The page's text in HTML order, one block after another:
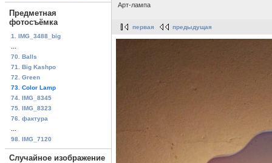
Предметная
фотосъёмка
1. IMG_3488_big
70. Balls
71. Big Kashpo
72. Green
73. Color Lamp
74. IMG_8345
75. IMG_8323
76. фактура
98. IMG_7120
Случайное изображение
Арт-лампа
первая предыдущая